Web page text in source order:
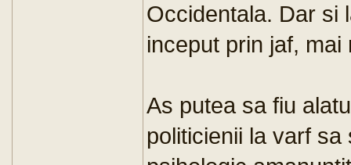
Occidentala. Dar si
inceput prin jaf,
As putea sa fiu
politicienii la varf